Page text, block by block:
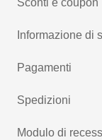
Sconti e coupon
Informazione di
Pagamenti
Spedizioni
Modulo di